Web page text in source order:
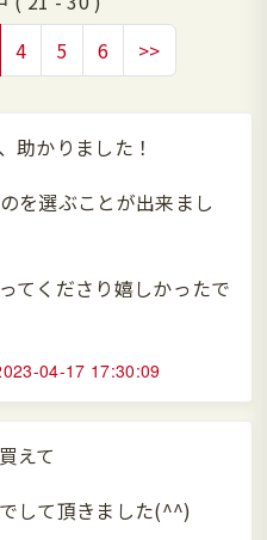
4 5 6 >>
助かりました！
を選ぶことが出来まし
てくださり嬉しかったで
04-17 17:30:09
えて
して頂きました(^^)